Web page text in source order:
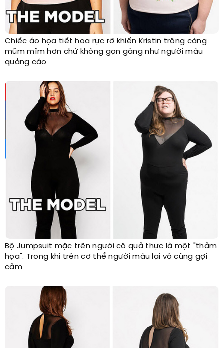
Chiếc áo họa tiết hoa rực rỡ khiến Kristin trông càng
mũm mĩm hơn chứ không gọn gàng như người mẫu
quảng cáo
Bộ Jumpsuit mặc trên người cô quả thực là một "thảm
họa". Trong khi trên cơ thể người mẫu lại vô cùng gợi
cảm